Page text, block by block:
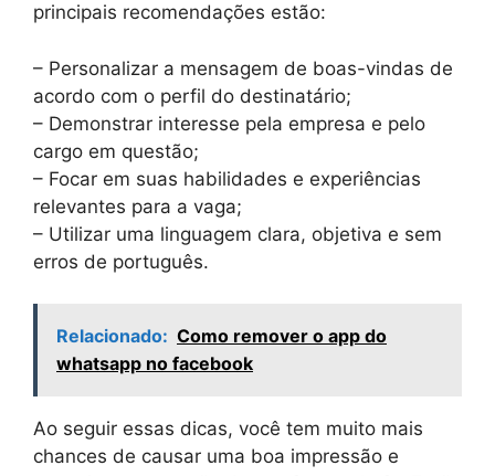
principais recomendações estão:
– Personalizar a mensagem de boas-vindas de
acordo com o perfil do destinatário;
– Demonstrar interesse pela empresa e pelo
cargo em questão;
– Focar em suas habilidades e experiências
relevantes para a vaga;
– Utilizar uma linguagem clara, objetiva e sem
erros de português.
Relacionado: Como remover o app do
whatsapp no facebook
Ao seguir essas dicas, você tem muito mais
chances de causar uma boa impressão e